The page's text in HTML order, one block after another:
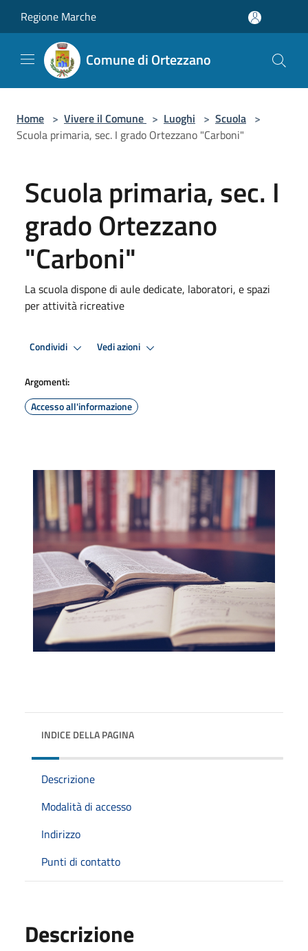
Regione Marche
Comune di Ortezzano
Home > Vivere il Comune > Luoghi > Scuola >
Scuola primaria, sec. I grado Ortezzano "Carboni"
Scuola primaria, sec. I
grado Ortezzano
"Carboni"
La scuola dispone di aule dedicate, laboratori, e spazi
per attività ricreative
Condividi Vedi azioni
Argomenti:
Accesso all'informazione
INDICE DELLA PAGINA
Descrizione
Modalità di accesso
Indirizzo
Punti di contatto
Descrizione